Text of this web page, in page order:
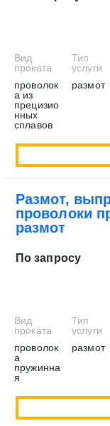
Вид
проката
проволок
а из
прецизио
нных
сплавов
Тип
услуги
размот
Размот,
проволоки
размот
По запросу
Вид
проката
проволок
а
пружинна
я
Тип
услуги
размот
* - обязательные
на обработку
статьей 9
«О